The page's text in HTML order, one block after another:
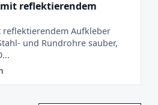
reflektierendem
Aufkleber
und Rundrohre sauber,